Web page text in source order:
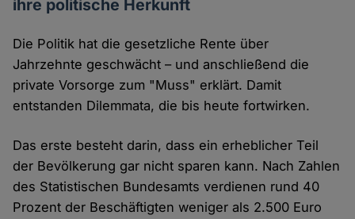
ihre politische Herkunft
Die Politik hat die gesetzliche Rente über
Jahrzehnte geschwächt – und anschließend die
private Vorsorge zum "Muss" erklärt. Damit
entstanden Dilemmata, die bis heute fortwirken.
Das erste besteht darin, dass ein erheblicher Teil
der Bevölkerung gar nicht sparen kann. Nach Zahlen
des Statistischen Bundesamts verdienen rund 40
Prozent der Beschäftigten weniger als 2.500 Euro